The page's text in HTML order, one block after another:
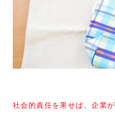
社会的責任を果せば、企業が